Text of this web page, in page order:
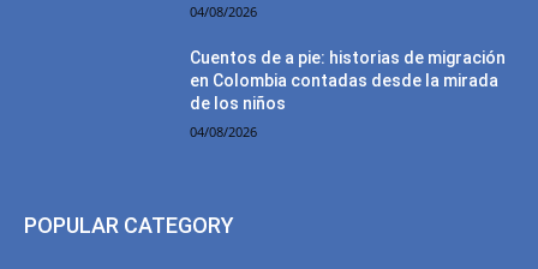
04/08/2026
Cuentos de a pie: historias de migración
en Colombia contadas desde la mirada
de los niños
04/08/2026
POPULAR CATEGORY